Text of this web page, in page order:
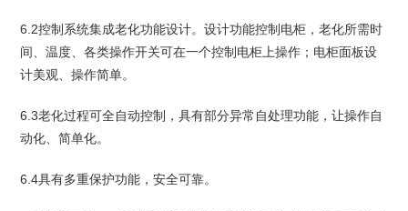
6.2控制系统集成老化功能设计。设计功能控制电柜，老化所需时
间、温度、各类操作开关可在一个控制电柜上操作；电柜面板设
计美观、操作简单。
6.3老化过程可全自动控制，具有部分异常自处理功能，让操作自
动化、简单化。
6.4具有多重保护功能，安全可靠。